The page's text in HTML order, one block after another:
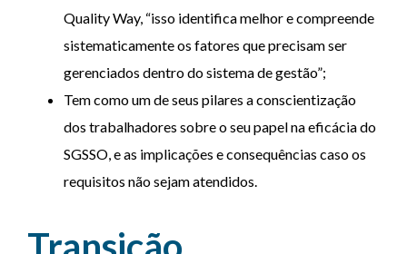
Quality Way, “isso identifica melhor e compreende
sistematicamente os fatores que precisam ser
gerenciados dentro do sistema de gestão”;
Tem como um de seus pilares a conscientização
dos trabalhadores sobre o seu papel na eficácia do
SGSSO, e as implicações e consequências caso os
requisitos não sejam atendidos.